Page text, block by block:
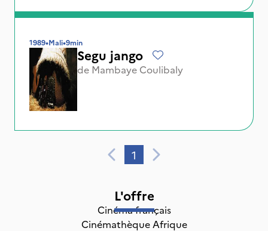
1989•Mali•9min
Segu jango
de Mambaye Coulibaly
1
L'offre
Cinéma français
Cinémathèque Afrique